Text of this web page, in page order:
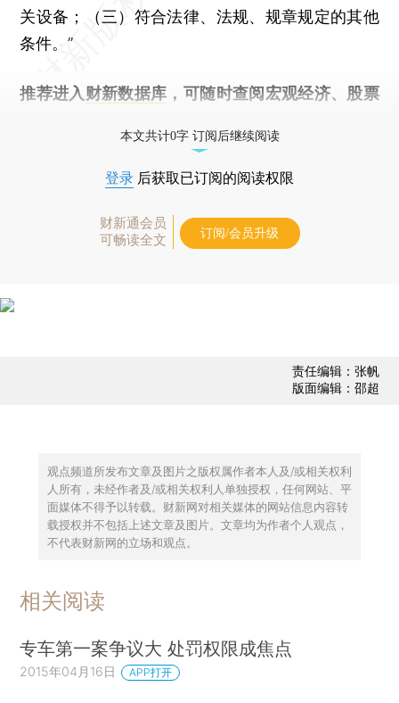
关设备；（三）符合法律、法规、规章规定的其他
条件。”
推荐进入 财新数据库 ，可随时查阅宏观经济、股票
本文共计0字 订阅后继续阅读
登录 后获取已订阅的阅读权限
财新通会员
可畅读全文
订阅/会员升级
责任编辑：张帆
版面编辑：邵超
观点频道所发布文章及图片之版权属作者本人及/或相关权利
人所有，未经作者及/或相关权利人单独授权，任何网站、平
面媒体不得予以转载。财新网对相关媒体的网站信息内容转
载授权并不包括上述文章及图片。文章均为作者个人观点，
不代表财新网的立场和观点。
相关阅读
专车第一案争议大 处罚权限成焦点
2015年04月16日 APP打开